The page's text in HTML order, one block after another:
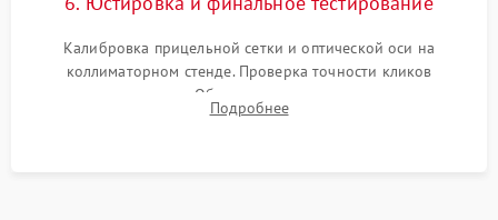
Калибровка прицельной сетки и оптической оси на
коллиматорном стенде. Проверка точности кликов
механизма поправок. Обязательное испытание прицела на
ударном стенде для проверки устойчивости к отдаче и
Подробнее